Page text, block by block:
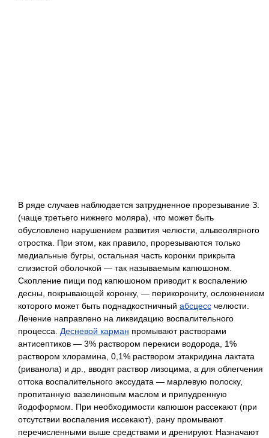
В ряде случаев наблюдается затрудненное прорезывание З.
(чаще третьего нижнего моляра), что может быть
обусловлено нарушением развития челюсти, альвеолярного
отростка. При этом, как правило, прорезываются только
медиальные бугры, остальная часть коронки прикрыта
слизистой оболочкой — так называемым капюшоном.
Скопление пищи под капюшоном приводит к воспалению
десны, покрывающей коронку, — перикорониту, осложнением
которого может быть поднадкостничный абсцесс челюсти.
Лечение направлено на ликвидацию воспалительного
процесса. Десневой карман промывают растворами
антисептиков — 3% раствором перекиси водорода, 1%
раствором хлорамина, 0,1% раствором этакридина лактата
(риванола) и др., вводят раствор лизоцима, а для облегчения
оттока воспалительного экссудата — марлевую полоску,
пропитанную вазелиновым маслом и припудренную
йодоформом. При необходимости капюшон рассекают (при
отсутствии воспаления иссекают), рану промывают
перечисленными выше средствами и дренируют. Назначают